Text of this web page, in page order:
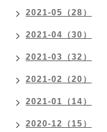
2021-05（28）
2021-04（30）
2021-03（32）
2021-02（20）
2021-01（14）
2020-12（15）